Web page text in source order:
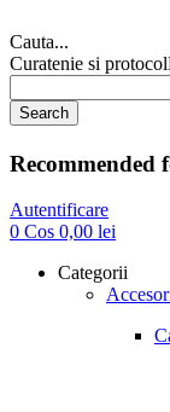
Cauta...
Curatenie si protocol
Search
Recommended
Autentificare
0 Cos 0,00 lei
Categorii